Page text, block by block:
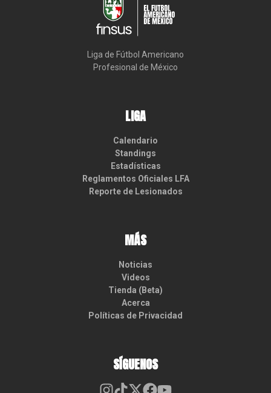
Liga de Fútbol Americano
Profesional de México
LIGA
Calendario
Standings
Estadísticas
Reglamentos Oficiales LFA
Reporte de Lesionados
MÁS
Noticias
Videos
Tienda (Beta)
Acerca
Políticas de Privacidad
SÍGUENOS